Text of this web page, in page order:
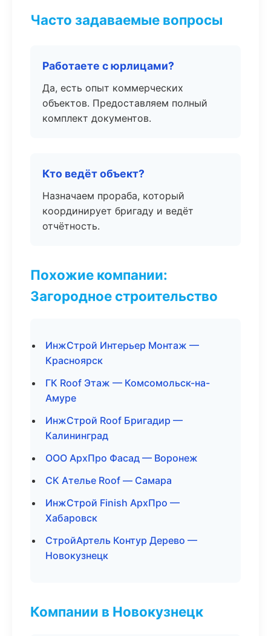
Часто задаваемые вопросы
Работаете с юрлицами?
Да, есть опыт коммерческих
объектов. Предоставляем полный
комплект документов.
Кто ведёт объект?
Назначаем прораба, который
координирует бригаду и ведёт
отчётность.
Похожие компании:
Загородное строительство
ИнжСтрой Интерьер Монтаж —
Красноярск
ГК Roof Этаж — Комсомольск-на-
Амуре
ИнжСтрой Roof Бригадир —
Калининград
ООО АрхПро Фасад — Воронеж
СК Ателье Roof — Самара
ИнжСтрой Finish АрхПро —
Хабаровск
СтройАртель Контур Дерево —
Новокузнецк
Компании в Новокузнецк